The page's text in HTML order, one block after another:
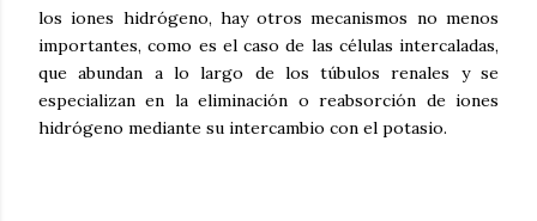
los iones hidrógeno, hay otros mecanismos no menos
importantes, como es el caso de las células intercaladas,
que abundan a lo largo de los túbulos renales y se
especializan en la eliminación o reabsorción de iones
hidrógeno mediante su intercambio con el potasio.